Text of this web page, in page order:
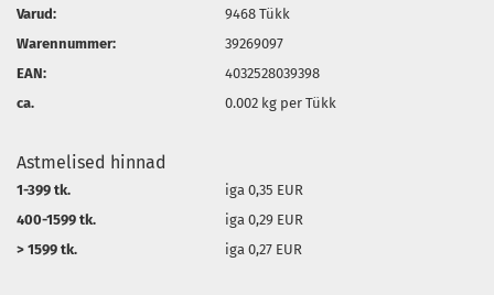
Varud:
9468Tükk
Warennummer:
39269097
EAN:
4032528039398
ca.
0.002 kg per Tükk
Astmelised hinnad
1-399 tk.
iga 0,35 EUR
400-1599 tk.
iga 0,29 EUR
> 1599 tk.
iga 0,27 EUR